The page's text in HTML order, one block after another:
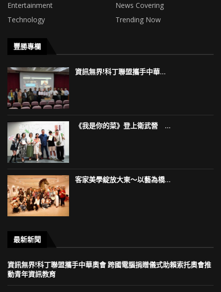
Entertainment
News Covering
Technology
Trending Now
豐勝專欄
資訊無界!科丁聯盟攜手中華...
《我是你的菜》登上衛武營 ...
客家美學綻放大東～以藝為橋...
最新新聞
資訊無界!科丁聯盟攜手中華奧會 跨國電腦捐贈儀式助賴索托奧會推
動青年資訊教育